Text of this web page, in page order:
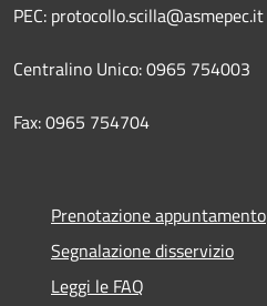
PEC: protocollo.scilla@asmepec.it
Centralino Unico: 0965 754003
Fax: 0965 754704
Prenotazione appuntamento
Segnalazione disservizio
Leggi le FAQ